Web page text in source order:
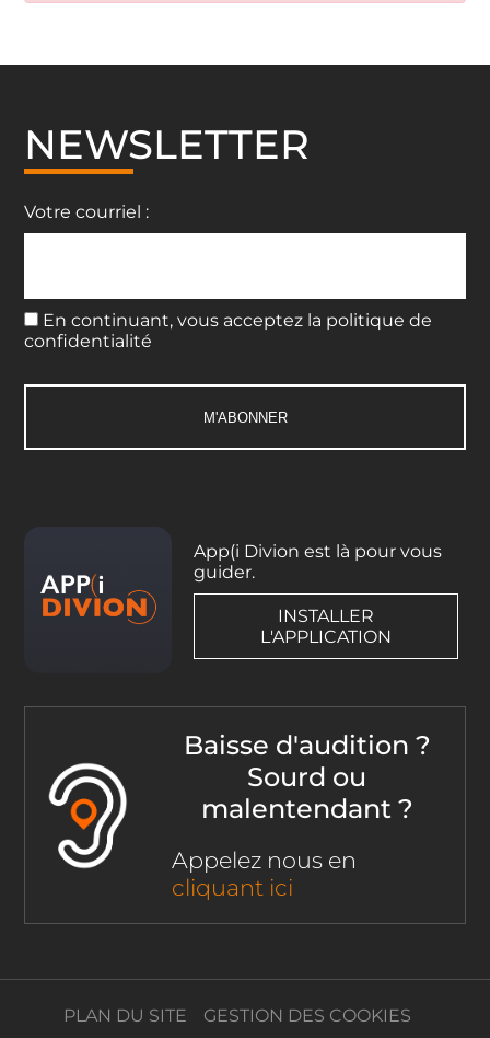
NEWSLETTER
Votre courriel :
En continuant, vous acceptez la politique de
confidentialité
App(i Divion est là pour vous
guider.
INSTALLER
L'APPLICATION
Baisse d'audition ?
Sourd ou
malentendant ?
Appelez nous en
cliquant ici
PLAN DU SITE GESTION DES COOKIES